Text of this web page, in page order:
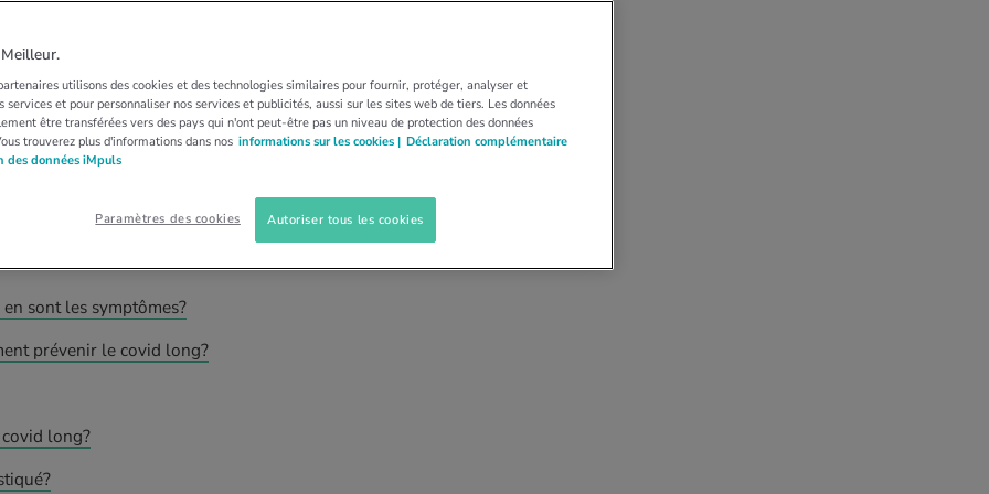
de covid long?
à souffrir de symptômes longtemps après
aide les personnes touchées par le covid
sont les symptômes?
prévenir le covid long?
long?
utilisons des cookies et des technologies similaires pour fournir, protéger, analyser et
services et pour personnaliser nos services et publicités, aussi sur les sites web de tiers. Les données
être transférées vers des pays qui n'ont peut-être pas un niveau de protection des données
trouverez plus d'informations dans nos informations sur les cookies | Déclaration complémentaire
des données iMpuls
Paramètres des cookies Autoriser tous les cookies